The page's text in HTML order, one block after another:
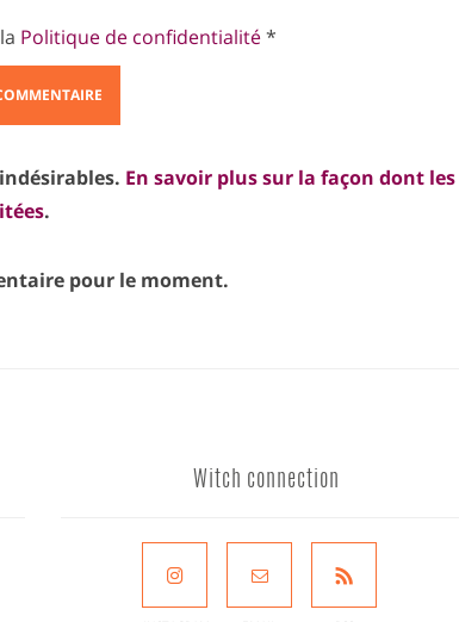
Politique de confidentialité*
En savoir plus sur la façon dont les
.
pour le moment.
Witch connection